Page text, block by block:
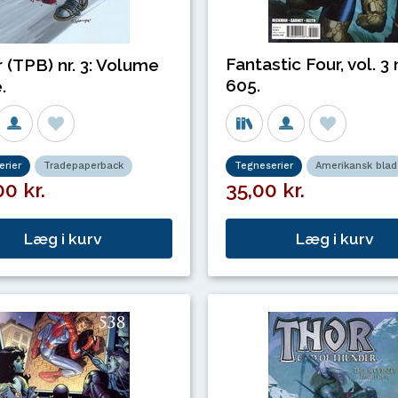
(TPB) nr. 3: Volume
Tradepaperback
kr.
Læg i kurv
Fantastic Four, vol. 3
605.
Tegneserier Amerikansk blad
35,00 kr.
Læg i kurv